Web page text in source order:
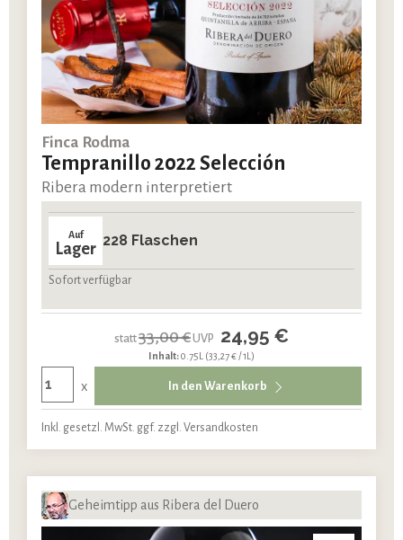
Finca Rodma
Tempranillo 2022 Selección
Ribera modern interpretiert
Auf
Lager 228 Flaschen
Sofort verfügbar
statt33,00 €UVP 24,95 €
Inhalt:0.75L (33,27 € / 1L)
x In den Warenkorb
Inkl. gesetzl. MwSt. ggf. zzgl. Versandkosten
Geheimtipp aus Ribera del Duero